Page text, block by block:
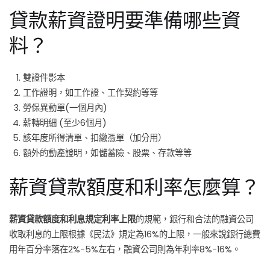
貸款薪資證明要準備哪些資
料？
雙證件影本
工作證明，如工作證、工作契約等等
勞保異動單(一個月內)
薪轉明細 (至少6個月)
該年度所得清單、扣繳憑單（加分用）
額外的動產證明，如儲蓄險、股票、存款等等
薪資貸款額度和利率怎麼算？
薪資貸款額度和利息規定利率上限的規範，銀行和合法的融資公司
收取利息的上限根據《民法》規定為16%的上限，一般來說銀行總費
用年百分率落在2%-5%左右，融資公司則為年利率8%-16%。